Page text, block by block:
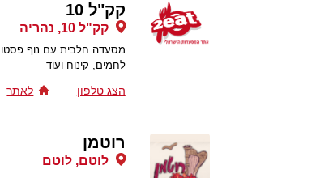
קק"ל 10
קק"ל 10, נהריה
מסעדה חלבית עם נוף
לחמים, קינוח ועוד
הצג טלפון לאתר
רוטמן
לוטם, לוטם